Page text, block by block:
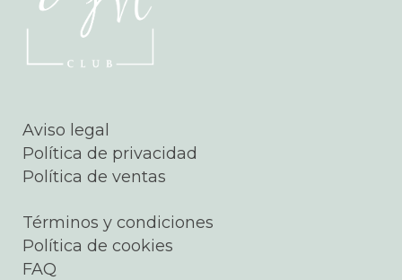
Aviso legal
Política de privacidad
Política de ventas
Términos y condiciones
Política de cookies
FAQ